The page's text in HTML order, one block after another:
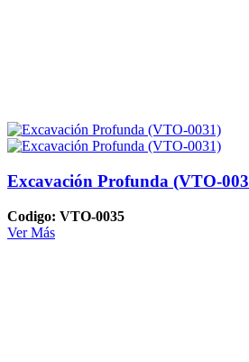
Excavación Profunda (VTO-
Codigo: VTO-0035
Ver Más